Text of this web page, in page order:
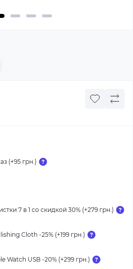
(+95 грн.)
7 в 1 со скидкой 30% (+279 грн.)
Cloth -25% (+199 грн.)
Watch USB -20% (+299 грн.)